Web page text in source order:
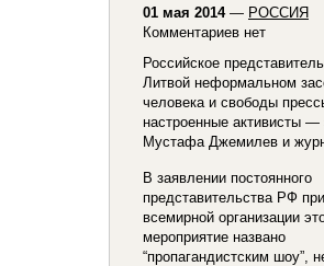
01 мая 2014— РОССИЯ
Комментариев нет
Российское
Литвой неформальном
человека и свободы
настроенные активисты —
Мустафа Джемилев и
В заявлении постоянного
представительства РФ при
всемирной организации
мероприятие названо
“пропагандистским шоу”,